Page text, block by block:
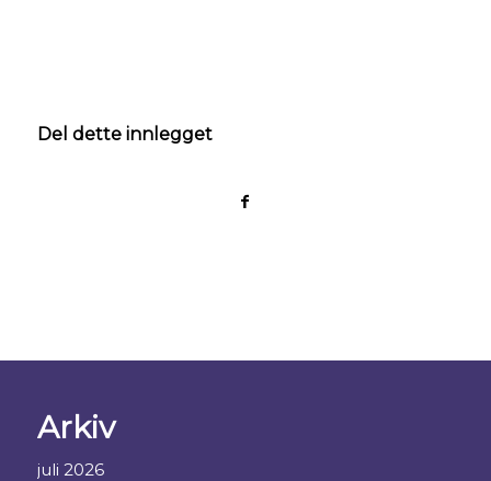
Del dette innlegget
Arkiv
juli 2026